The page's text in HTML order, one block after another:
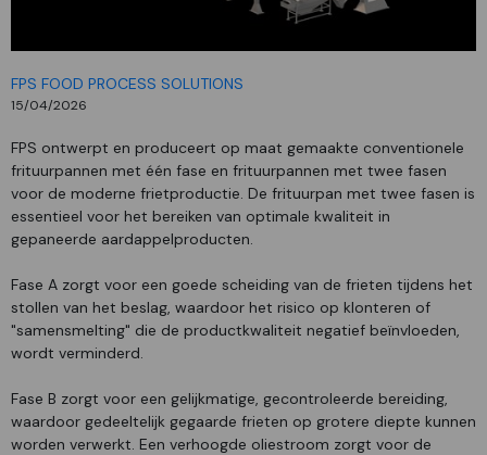
FPS FOOD PROCESS SOLUTIONS
15/04/2026
FPS ontwerpt en produceert op maat gemaakte conventionele
frituurpannen met één fase en frituurpannen met twee fasen
voor de moderne frietproductie. De frituurpan met twee fasen is
essentieel voor het bereiken van optimale kwaliteit in
gepaneerde aardappelproducten.
Fase A zorgt voor een goede scheiding van de frieten tijdens het
stollen van het beslag, waardoor het risico op klonteren of
"samensmelting" die de productkwaliteit negatief beïnvloeden,
wordt verminderd.
Fase B zorgt voor een gelijkmatige, gecontroleerde bereiding,
waardoor gedeeltelijk gegaarde frieten op grotere diepte kunnen
worden verwerkt. Een verhoogde oliestroom zorgt voor de